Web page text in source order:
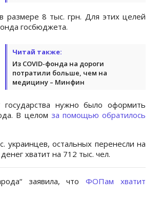
8 тыс. грн. Для этих целей
госбюджета.
Читай также:
Из COVID-фонда на дороги
потратили больше, чем на
медицину – Минфин
нужно было оформить
В целом за помощью обратилось
украинцев, остальных перенесли на
хватит на 712 тыс. чел.
заявила, чтоФОПам хватит